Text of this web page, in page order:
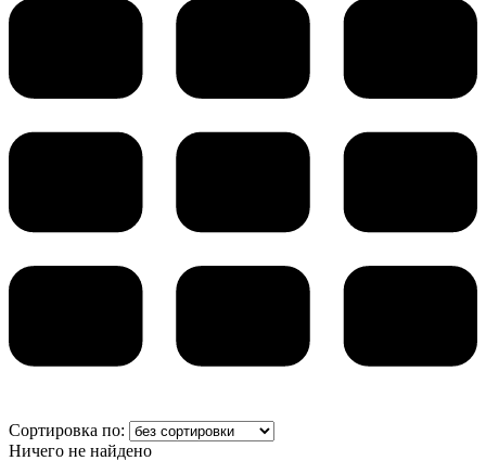
Сортировка по:
Ничего не найдено